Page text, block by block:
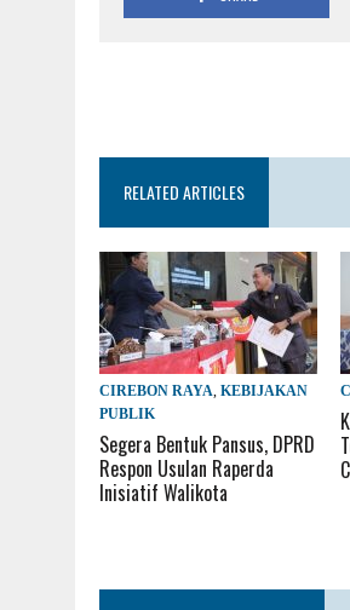
RELATED ARTICLES
CIREBON RAYA, KEBIJAKAN
PUBLIK
Segera Bentuk Pansus, DPRD
Respon Usulan Raperda
Inisiatif Walikota